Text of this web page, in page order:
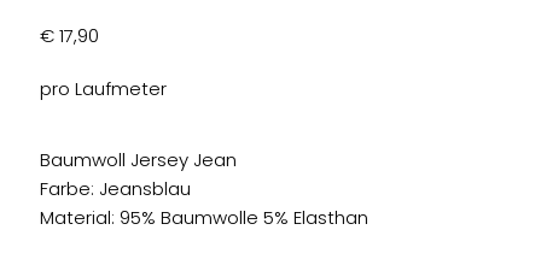
€17,90
pro Laufmeter
Baumwoll Jersey Jean
Farbe: Jeansblau
Material: 95% Baumwolle 5% Elasthan